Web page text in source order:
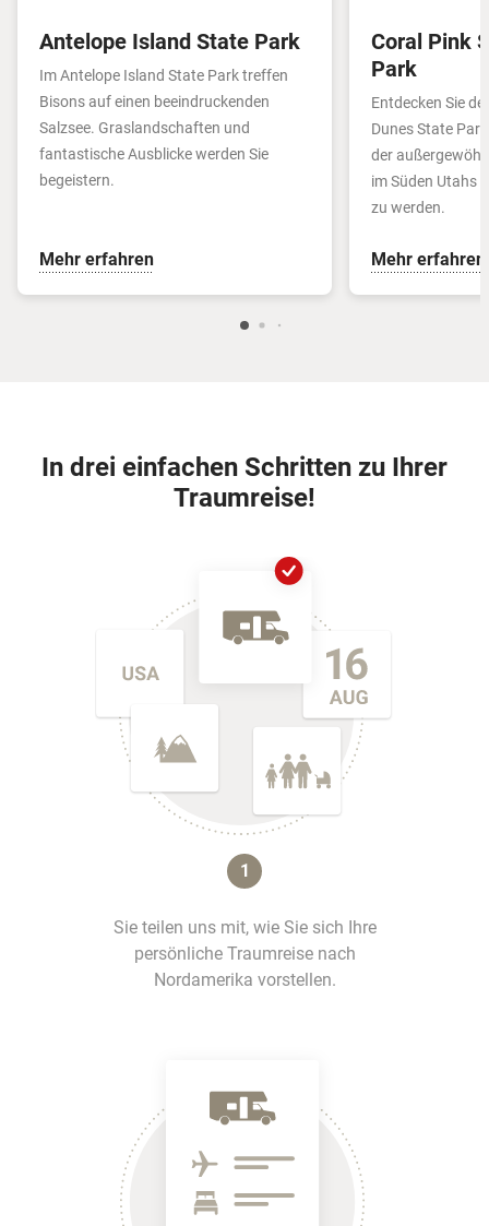
Antelope Island State Park
Im Antelope Island State Park treffen
Bisons auf einen beeindruckenden
Salzsee. Graslandschaften und
fantastische Ausblicke werden Sie
begeistern.
Mehr erfahren
Coral Pink
Park
Entdecken Sie
Dunes State
der
im Süden Utahs
zu werden.
Mehr erfahren
In drei einfachen Schritten zu Ihrer
Traumreise!
1
Sie teilen uns mit, wie Sie sich Ihre
persönliche Traumreise nach
Nordamerika vorstellen.